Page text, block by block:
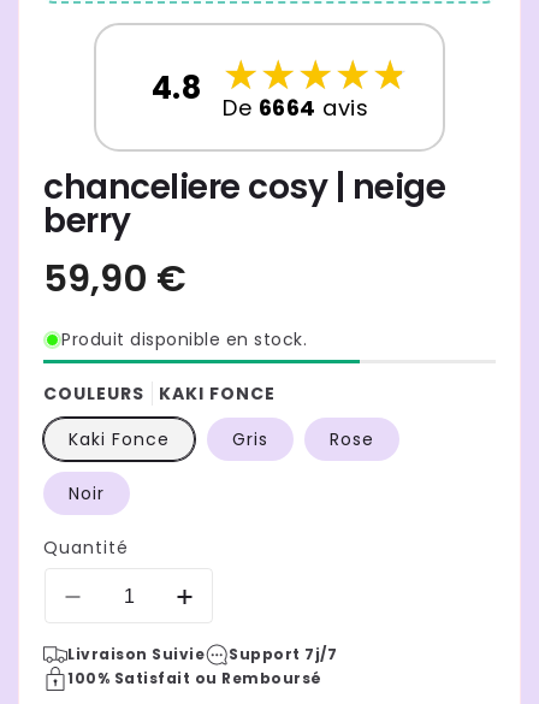
4.8 ☆
★☆
★☆
★☆
★☆
★
De 6664 avis
chanceliere cosy | neige
berry
Produit disponible en stock.
COULEURS
KAKI FONCE
Kaki Fonce
Gris Rose
Noir
Quantité
Réduire
quantité
de
Augmenter
quantité
de
Livraison Suivie
Support 7j/7
100% Satisfait ou Remboursé